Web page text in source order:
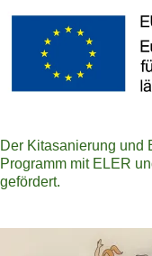
Der Kitasanierung und
Programm mit ELER
gefördert.